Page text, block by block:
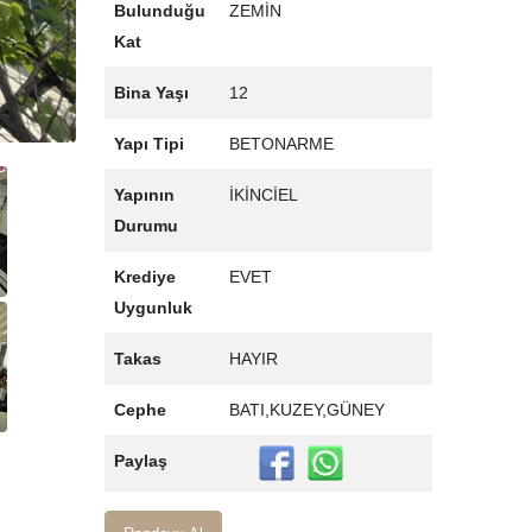
Bulunduğu
Kat
ZEMİN
Bina Yaşı 12
Yapı Tipi BETONARME
Yapının
Durumu
İKİNCİEL
Krediye
Uygunluk
EVET
Takas HAYIR
Cephe BATI,KUZEY,GÜNEY
Paylaş